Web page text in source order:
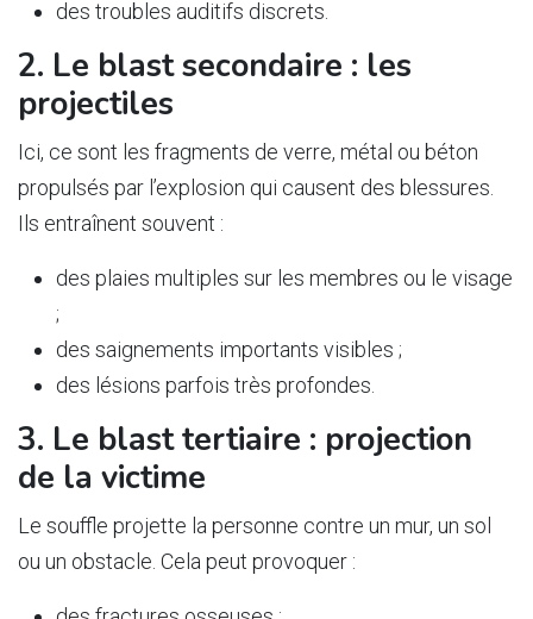
des troubles auditifs discrets.
2. Le blast secondaire : les
projectiles
Ici, ce sont les fragments de verre, métal ou béton
propulsés par l’explosion qui causent des blessures.
Ils entraînent souvent :
des plaies multiples sur les membres ou le visage
;
des saignements importants visibles ;
des lésions parfois très profondes.
3. Le blast tertiaire : projection
de la victime
Le souffle projette la personne contre un mur, un sol
ou un obstacle. Cela peut provoquer :